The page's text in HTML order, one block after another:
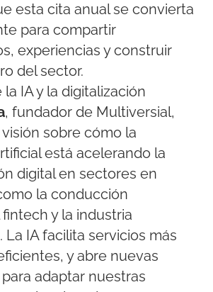
esta cita anual se convierta
para compartir
experiencias y construir
del sector.
la IA y la digitalización
, fundador de Multiversial,
sobre cómo la
está acelerando la
digital en sectores en
la conducción
y la industria
La IA facilita servicios más
y abre nuevas
adaptar nuestras